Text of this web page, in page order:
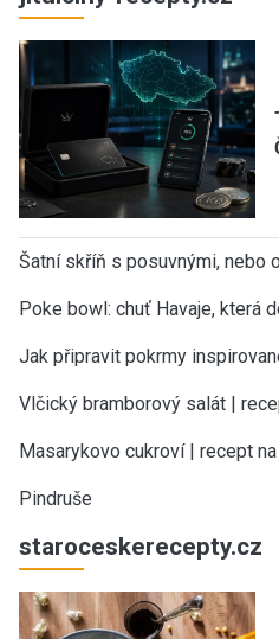
Šatní skříň s posuvnými, nebo
Poke bowl: chuť Havaje, která
Jak připravit pokrmy
Vlčický bramborový salát |
Masarykovo cukroví | recept
Pindruše
staroceskerecepty.cz